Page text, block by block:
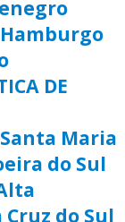
DE
Maria
do Sul
Cruz do Sul